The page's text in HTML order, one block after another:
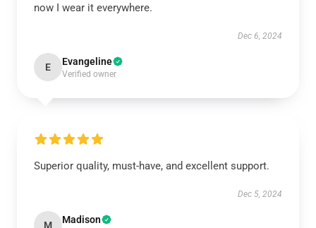
now I wear it everywhere.
Dec 6, 2024
E Evangeline
Verified owner
Superior quality, must-have, and excellent support.
Dec 5, 2024
M Madison